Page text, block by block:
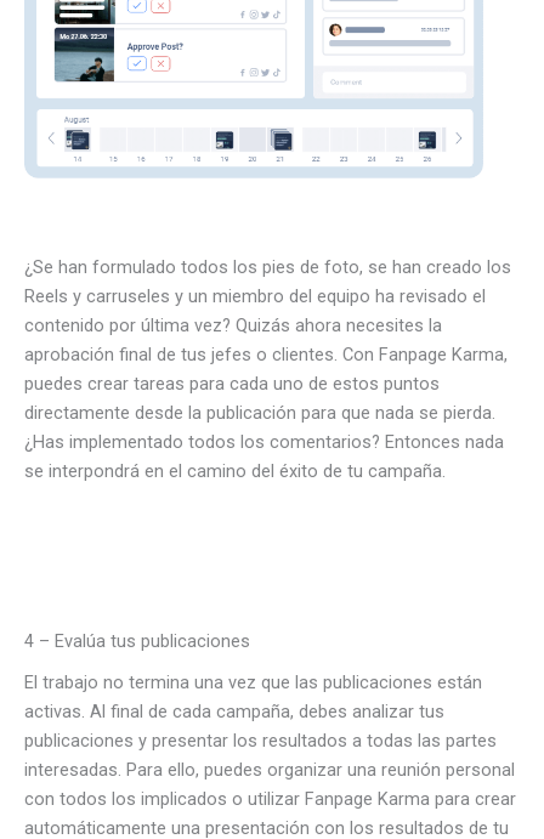
¿Se han formulado todos los pies de foto, se han creado los
Reels y carruseles y un miembro del equipo ha revisado el
contenido por última vez? Quizás ahora necesites la
aprobación final de tus jefes o clientes. Con Fanpage Karma,
puedes crear tareas para cada uno de estos puntos
directamente desde la publicación para que nada se pierda.
¿Has implementado todos los comentarios? Entonces nada
se interpondrá en el camino del éxito de tu campaña.
4 – Evalúa tus publicaciones
El trabajo no termina una vez que las publicaciones están
activas. Al final de cada campaña, debes analizar tus
publicaciones y presentar los resultados a todas las partes
interesadas. Para ello, puedes organizar una reunión personal
con todos los implicados o utilizar Fanpage Karma para crear
automáticamente una presentación con los resultados de tu